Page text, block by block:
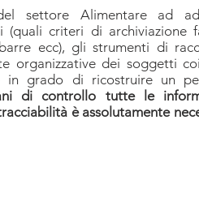
settore Alimentare ad
(quali criteri di archiviazione
ecc), gli strumenti di
organizzative dei soggetti
in grado di ricostruire un
di controllo tutte le
è assolutamente